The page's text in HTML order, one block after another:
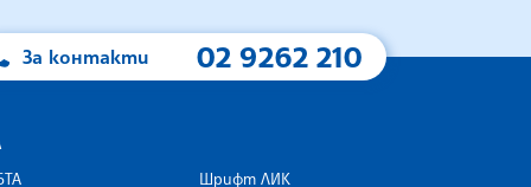
За контакти 02 9262 210
Шрифт ЛИК